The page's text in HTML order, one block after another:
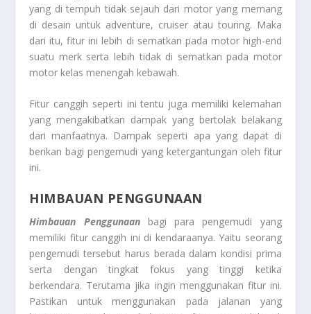
yang di tempuh tidak sejauh dari motor yang memang
di desain untuk adventure, cruiser atau touring. Maka
dari itu, fitur ini lebih di sematkan pada motor high-end
suatu merk serta lebih tidak di sematkan pada motor
motor kelas menengah kebawah.
Fitur canggih seperti ini tentu juga memiliki kelemahan
yang mengakibatkan dampak yang bertolak belakang
dari manfaatnya. Dampak seperti apa yang dapat di
berikan bagi pengemudi yang ketergantungan oleh fitur
ini.
HIMBAUAN PENGGUNAAN
Himbauan Penggunaan
bagi para pengemudi yang
memiliki fitur canggih ini di kendaraanya. Yaitu seorang
pengemudi tersebut harus berada dalam kondisi prima
serta dengan tingkat fokus yang tinggi ketika
berkendara. Terutama jika ingin menggunakan fitur ini.
Pastikan untuk menggunakan pada jalanan yang